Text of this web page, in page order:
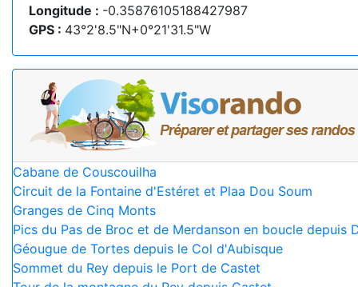
Longitude : -0.35876105188427987
GPS : 43°2'8.5"N+0°21'31.5"W
Cabane de Couscouilha
Circuit de la Fontaine d'Estéret et Plaa Dou Soum
Granges de Cinq Monts
Pics du Pas de Broc et de Merdanson en boucle depuis
Géougue de Tortes depuis le Col d'Aubisque
Sommet du Rey depuis le Port de Castet